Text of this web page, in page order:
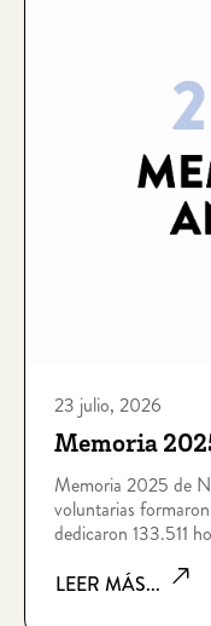
23 julio, 2026
Memoria
Memoria 2025 de
voluntarias
dedicaron 133.511
deseada por edad,
LEER MÁS...